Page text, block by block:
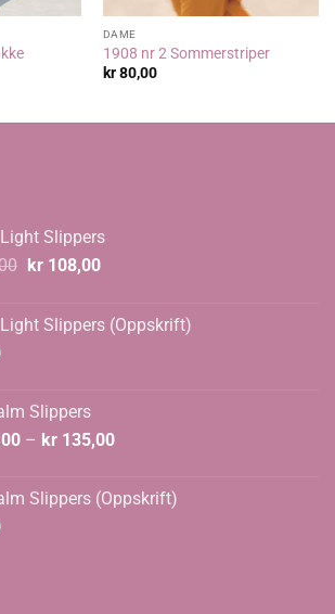
DAME
1908 nr 2 Sommerstriper
kr80,00
Slippers
Opprinnelig
kr 124,00.
kr108,00Nåværende
kr 108,00.
Slippers (Oppskrift)
Slippers
– kr 135,00Prisområde:
kr 135,00
Slippers (Oppskrift)